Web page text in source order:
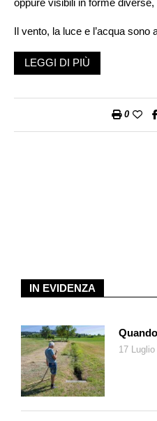
Il vento, la luce e l’acqua sono
presentati suggerendo
evocando emozioni. I testi
immediati e accurati, le
e da fotografie, e arricchite da
rassicura» e vediamo un
notturna.
LEGGI DI PIÙ
0
IN EVIDENZA
17